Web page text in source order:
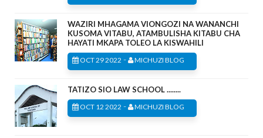
WAZIRI MHAGAMA VIONGOZI NA WANANCHI
KUSOMA VITABU, ATAMBULISHA KITABU CHA
HAYATI MKAPA TOLEO LA KISWAHILI
OCT 29 2022 - MICHUZI BLOG
TATIZO SIO LAW SCHOOL ........
OCT 12 2022 - MICHUZI BLOG